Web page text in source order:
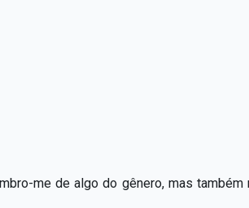
me de algo do gênero, mas também